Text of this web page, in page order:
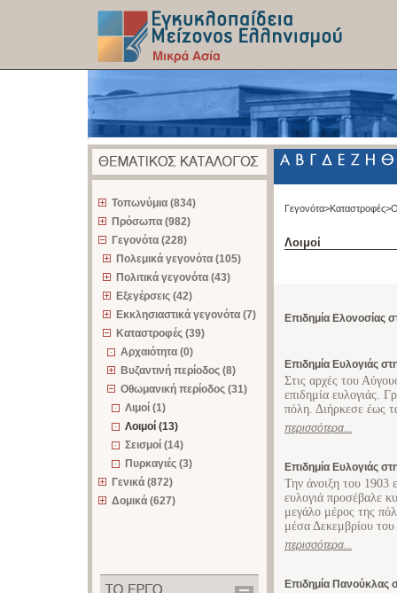
Τοπωνύμια (834)
Πρόσωπα (982)
Γεγονότα (228)
Πολεμικά γεγονότα (105)
Πολιτικά γεγονότα (43)
Εξεγέρσεις (42)
Εκκλησιαστικά γεγονότα (7)
Καταστροφές (39)
Αρχαιότητα (0)
Βυζαντινή περίοδος (8)
Οθωμανική περίοδος (31)
Λιμοί (1)
Λοιμοί (13)
Σεισμοί (14)
Πυρκαγιές (3)
Γενικά (872)
Δομικά (627)
Γεγονότα>Καταστροφές>
Λοιμοί
Επιδημία Ελονοσίας
Επιδημία Ευλογιάς
Στις αρχές του
επιδημία ευλογιάς.
πόλη. Διήρκεσε έως
περισσότερα...
Επιδημία Ευλογιάς
Την άνοιξη του 1903
ευλογιά προσέβαλε
μεγάλο μέρος της
μέσα Δεκεμβρίου του
περισσότερα...
Επιδημία Πανούκλας